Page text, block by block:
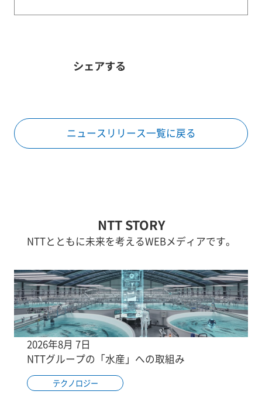
シェアする
ニュースリリース一覧に戻る
NTT STORY
NTTとともに未来を考えるWEBメディアです。
2026年8月 7日
NTTグループの「水産」への取組み
テクノロジー